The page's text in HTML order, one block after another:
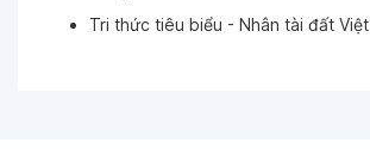
Tri thức tiêu biểu - Nhân tài đất Việt